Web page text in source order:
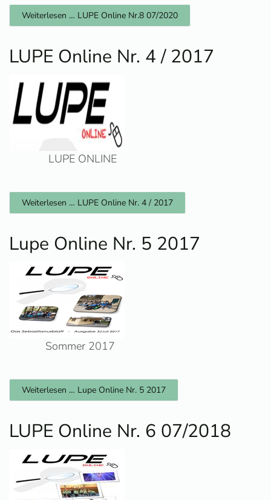
Weiterlesen … LUPE Online Nr.8 07/2020
LUPE Online Nr. 4 / 2017
LUPE ONLINE
Weiterlesen … LUPE Online Nr. 4 / 2017
Lupe Online Nr. 5 2017
Sommer 2017
Weiterlesen … Lupe Online Nr. 5 2017
LUPE Online Nr. 6 07/2018